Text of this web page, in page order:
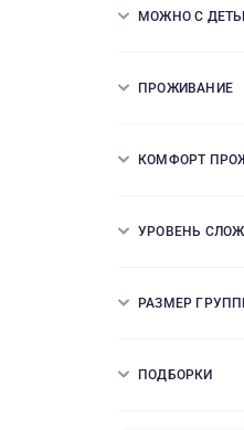
МОЖНО С
ПРОЖИВАНИЕ
КОМФОРТ
УРОВЕНЬ
РАЗМЕР
ПОДБОРКИ